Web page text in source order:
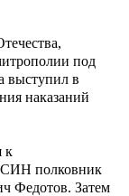
под
выступил в
наказаний
к
полковник
Федотов. Затем